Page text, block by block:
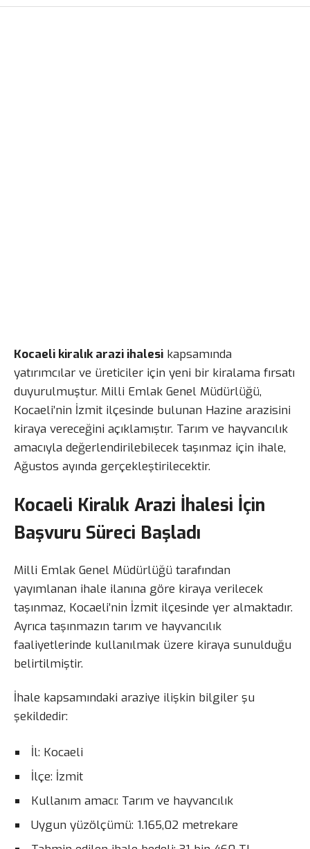
Kocaeli kiralık arazi ihalesi kapsamında
yatırımcılar ve üreticiler için yeni bir kiralama fırsatı
duyurulmuştur. Milli Emlak Genel Müdürlüğü,
Kocaeli’nin İzmit ilçesinde bulunan Hazine arazisini
kiraya vereceğini açıklamıştır. Tarım ve hayvancılık
amacıyla değerlendirilebilecek taşınmaz için ihale,
Ağustos ayında gerçekleştirilecektir.
Kocaeli Kiralık Arazi İhalesi İçin
Başvuru Süreci Başladı
Milli Emlak Genel Müdürlüğü tarafından
yayımlanan ihale ilanına göre kiraya verilecek
taşınmaz, Kocaeli’nin İzmit ilçesinde yer almaktadır.
Ayrıca taşınmazın tarım ve hayvancılık
faaliyetlerinde kullanılmak üzere kiraya sunulduğu
belirtilmiştir.
İhale kapsamındaki araziye ilişkin bilgiler şu
şekildedir:
İl: Kocaeli
İlçe: İzmit
Kullanım amacı: Tarım ve hayvancılık
Uygun yüzölçümü: 1.165,02 metrekare